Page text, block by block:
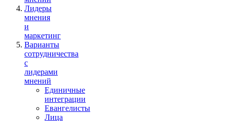
Лидеры
мнения
и
маркетинг
Варианты
сотрудничества
с
лидерами
мнений
Единичные
интеграции
Евангелисты
Лица